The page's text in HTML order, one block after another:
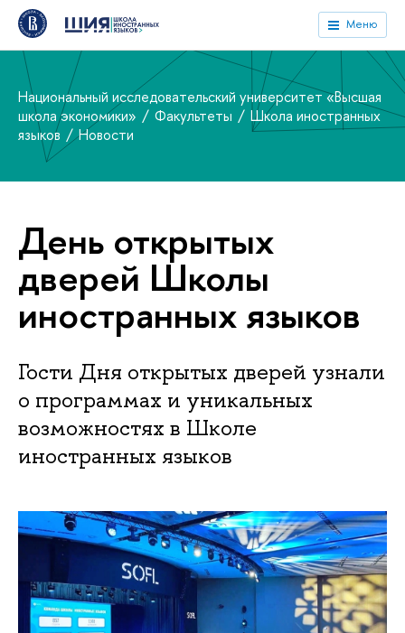
Меню
Национальный исследовательский университет «Высшая
школа экономики»
Факультеты
Школа иностранных
языков
Новости
День открытых
дверей Школы
иностранных языков
Гости Дня открытых дверей узнали
о программах и уникальных
возможностях в Школе
иностранных языков